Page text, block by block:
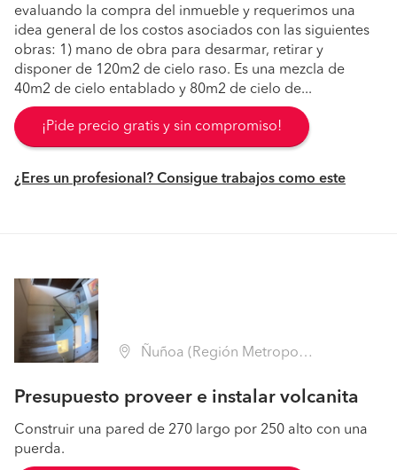
evaluando la compra del inmueble y requerimos una
idea general de los costos asociados con las siguientes
obras: 1) mano de obra para desarmar, retirar y
disponer de 120m2 de cielo raso. Es una mezcla de
40m2 de cielo entablado y 80m2 de cielo de...
¡Pide precio gratis y sin compromiso!
¿Eres un profesional? Consigue trabajos como este
Ñuñoa (Región Metropolitana - Santiago)
Presupuesto proveer e instalar volcanita
Construir una pared de 270 largo por 250 alto con una
puerda.